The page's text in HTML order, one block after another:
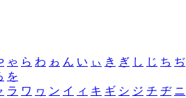
ゃ ら わ ゎ ん い ぃ き ぎ し じ ち ぢ
を
ラ ワ ヮ ン イ ィ キ ギ シ ジ チ ヂ ニ